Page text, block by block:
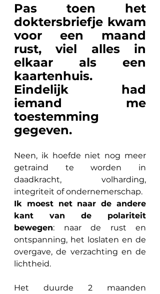
Pas toen het
doktersbriefje kwam
voor een maand
rust, viel alles in
elkaar als een
kaartenhuis.
Eindelijk had
iemand me
toestemming
gegeven.
Neen, ik hoefde niet nog meer
getraind te worden in
daadkracht, volharding,
integriteit of ondernemerschap.
Ik moest net naar de andere
kant van de polariteit
bewegen: naar de rust en
ontspanning, het loslaten en de
overgave, de verzachting en de
lichtheid.
Het duurde 2 maanden